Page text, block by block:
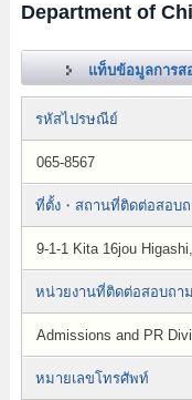
Department of
แท็บข้อมูลการส
รหัสไปรษณีย์
065-8567
ที่ตั้ง・สถานที่ติดต่อสอบ
9-1-1 Kita 16jou
หน่วยงานที่ติดต่อสอบถาม
Admissions and PR
หมายเลขโทรศัพท์